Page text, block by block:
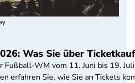
Was Sie über
Fußball-WM vom 11. Juni bis 19.
erfahren Sie, wie Sie an Tickets